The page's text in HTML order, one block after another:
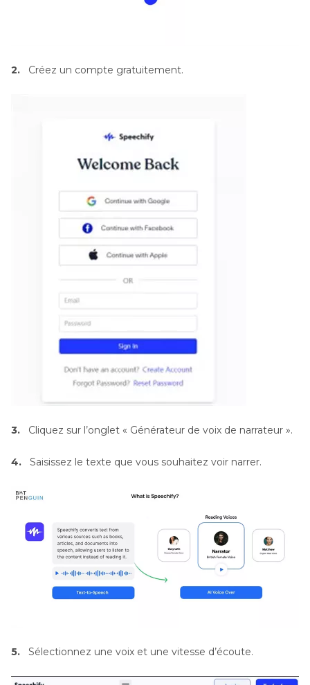
2. Créez un compte gratuitement.
3. Cliquez sur l’onglet « Générateur de voix de narrateur ».
4. Saisissez le texte que vous souhaitez voir narrer.
5. Sélectionnez une voix et une vitesse d’écoute.